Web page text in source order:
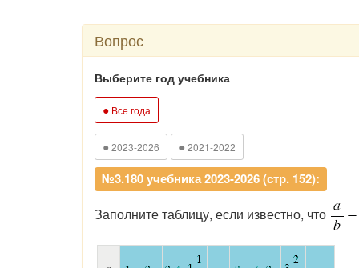
Вопрос
Выберите год учебника
● Все года
● 2023-2026 ● 2021-2022
№3.180 учебника 2023-2026 (стр. 152):
Заполните таблицу, если известно, что